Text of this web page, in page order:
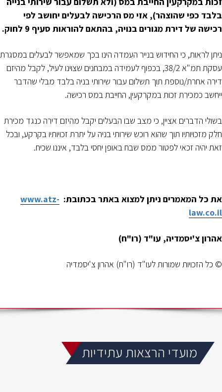
בלבד כפי שהוצהר), אזי מס הרכישה לבעלים יחושב לפי
רכישה של דירת מגורים בנויה, בהתאם להוראות סעיף 9 לחוק.
ניתן לראות, כי החידוש בנייר העמדה הינו בכך שמאפשר לבעלים במסגרת
עסקת תמ"א 38/2, בכפוף לעמידה במבחנים שצוינו לעיל, לקבל מהיזם
דירה אחרת/נוספת תוך תשלום עבור שירותי בניה בלבד מבלי שהדבר
ייחשב כמכירת זכות במקרקעין, החייבת במס רכישה.
בשולי הדברים אציין, כי מצב שבו הבעלים יקבל מהיזם דירה כנגד מכירת
חלק מזכויותיו תוך שהוא רוכש שירותי בניה על יתרת זכויותיו בקרקע, ובכל
זאת יהיה זכאי לפטור ממס שבח באופן יחסי בלבד, איננו שכיח.
את כל המאמרים ניתן למצוא באתר בכתובת: www.atz-
law.co.il
אהרון צ'יסמדיה, עו"ד (רו"ח)
© כל הזכויות שמורות לעו"ד (רו"ח) אהרון צ'יסמדיה
מועדי הרצאות עתידיות